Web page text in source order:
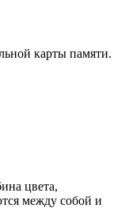
карты памяти.
цвета,
между собой и